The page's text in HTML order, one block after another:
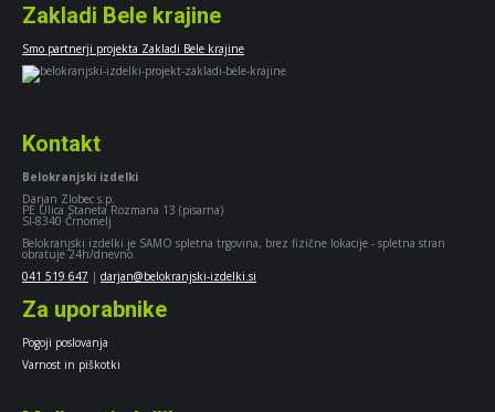
Zakladi Bele krajine
Smo partnerji projekta Zakladi Bele krajine
Kontakt
Belokranjski izdelki
Darjan Zlobec s.p.
PE Ulica Staneta Rozmana 13 (pisarna)
SI-8340 Črnomelj
Belokranjski izdelki je SAMO spletna trgovina, brez fizične lokacije - spletna stran
obratuje 24h/dnevno.
041 519 647 | darjan@belokranjski-izdelki.si
Za uporabnike
Pogoji poslovanja
Varnost in piškotki